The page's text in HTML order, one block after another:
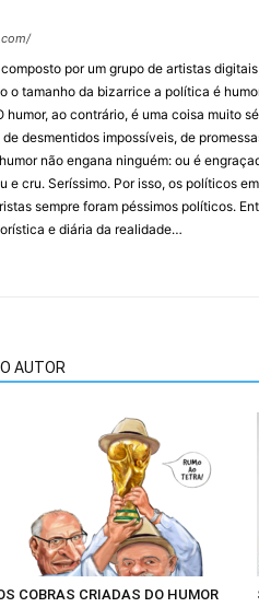
composto por um grupo de artistas
o tamanho da bizarrice a política é
humor, ao contrário, é uma coisa muito
desmentidos impossíveis, de
não engana ninguém: ou é
e cru. Seríssimo. Por isso, os políticos
sempre foram péssimos políticos.
e diária da realidade…
AUTOR
COBRAS CRIADAS DO HUMOR